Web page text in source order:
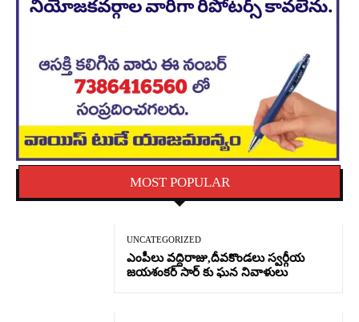
MOST POPULAR
UNCATEGORIZED
ఎంపీలు వద్దిరాజు,దీవకొండలు స్వర్గీయ
జయశంకర్ సార్ కు ఘన నివాళులు